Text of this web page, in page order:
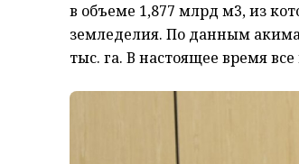
в объеме 1,877 млрд м3, из
земледелия. По данным
тыс. га. В настоящее время